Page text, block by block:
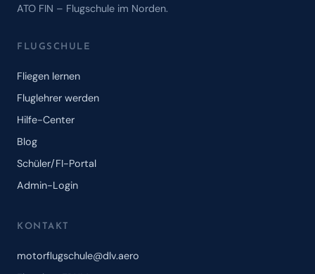
ATO FIN – Flugschule im Norden.
FLUGSCHULE
Fliegen lernen
Fluglehrer werden
Hilfe-Center
Blog
Schüler/FI-Portal
Admin-Login
KONTAKT
motorflugschule@dlv.aero